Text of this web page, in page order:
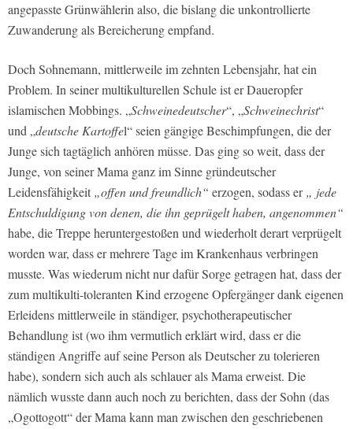
angepasste Grünwählerin also, die bislang die unkontrollierte
Zuwanderung als Bereicherung empfand.
Doch Sohnemann, mittlerweile im zehnten Lebensjahr, hat ein
Problem. In seiner multikulturellen Schule ist er Daueropfer
islamischen Mobbings. „Schweinedeutscher“, „Schweinechrist“
und „deutsche Kartoffel“ seien gängige Beschimpfungen, die der
Junge sich tagtäglich anhören müsse. Das ging so weit, dass der
Junge, von seiner Mama ganz im Sinne gründeutscher
Leidensfähigkeit „offen und freundlich“ erzogen, sodass er„ jede
Entschuldigung von denen, die ihn geprügelt haben, angenommen“
habe, die Treppe heruntergestoßen und wiederholt derart verprügelt
worden war, dass er mehrere Tage im Krankenhaus verbringen
musste. Was wiederum nicht nur dafür Sorge getragen hat, dass der
zum multikulti-toleranten Kind erzogene Opfergänger dank eigenen
Erleidens mittlerweile in ständiger, psychotherapeutischer
Behandlung ist (wo ihm vermutlich erklärt wird, dass er die
ständigen Angriffe auf seine Person als Deutscher zu tolerieren
habe), sondern sich auch als schlauer als Mama erweist. Die
nämlich wusste dann auch noch zu berichten, dass der Sohn (das
„Ogottogott“ der Mama kann man zwischen den geschriebenen